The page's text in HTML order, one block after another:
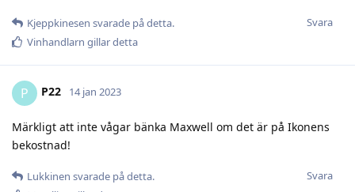
Svara
Kjeppkinesen svarade på detta.
Vinhandlarn gillar detta
P P22 14 jan 2023
Märkligt att inte vågar bänka Maxwell om det är på Ikonens
bekostnad!
Svara
Lukkinen svarade på detta.